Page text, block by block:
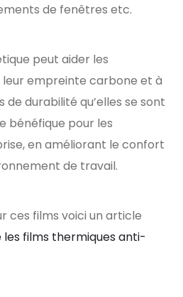
de fenêtres etc.
peut aider les
empreinte carbone et à
durabilité qu’elles se sont
bénéfique pour les
en améliorant le confort
de travail.
ces films voici un article
les films thermiques anti-